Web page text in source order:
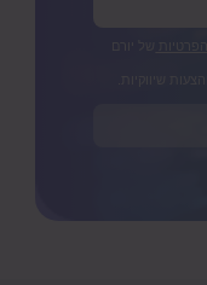
הפרטיות
שיווקיות.